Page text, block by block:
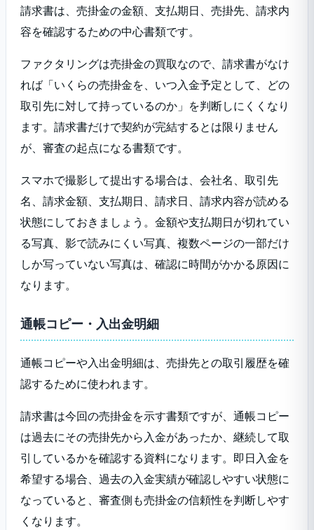
請求書は、売掛金の金額、支払期日、売掛先、請求内
容を確認するための中心書類です。
ファクタリングは売掛金の買取なので、請求書がなけ
れば「いくらの売掛金を、いつ入金予定として、どの
取引先に対して持っているのか」を判断しにくくなり
ます。請求書だけで契約が完結するとは限りません
が、審査の起点になる書類です。
スマホで撮影して提出する場合は、会社名、取引先
名、請求金額、支払期日、請求日、請求内容が読める
状態にしておきましょう。金額や支払期日が切れてい
る写真、影で読みにくい写真、複数ページの一部だけ
しか写っていない写真は、確認に時間がかかる原因に
なります。
通帳コピー・入出金明細
通帳コピーや入出金明細は、売掛先との取引履歴を確
認するために使われます。
請求書は今回の売掛金を示す書類ですが、通帳コピー
は過去にその売掛先から入金があったか、継続して取
引しているかを確認する資料になります。即日入金を
希望する場合、過去の入金実績が確認しやすい状態に
なっていると、審査側も売掛金の信頼性を判断しやす
くなります。